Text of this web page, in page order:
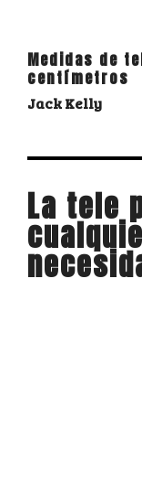
Medidas de
centímetros
Jack Kelly
La tele